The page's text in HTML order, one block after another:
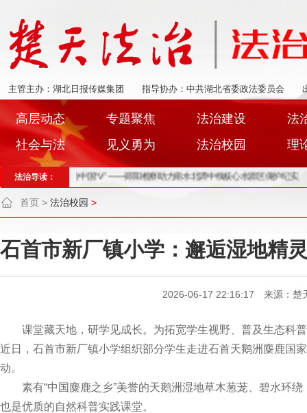
主管主办：湖北日报传媒集团 指导协办：中共湖北省委政法委员会
高层动态 专题聚焦 法治建设
法
社会与法
见义勇为 法治校园 理
法治导读：
界”守护大写的中国“V” ——郧阳检察助力南水北调中线核心水源区保护纪实 武汉
首页 > 法治校园 >
石首市新厂镇小学：邂逅湿地精
2026-06-17 22:16:17 来源：楚
课堂藏天地，研学见成长。为拓宽学生视野、普及生态科
近日，石首市新厂镇小学组织部分学生走进石首天鹅洲麋鹿国
动。
素有“中国麋鹿之乡”美誉的天鹅洲湿地草木葱茏、碧水环绕
也是优质的自然科普实践课堂。